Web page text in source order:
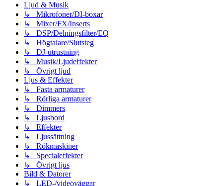
Ljud & Musik
↳ Mikrofoner/DI-boxar
↳ Mixer/FX/Inserts
↳ DSP/Delningsfilter/EQ
↳ Högtalare/Slutsteg
↳ DJ-utrustning
↳ Musik/Ljudeffekter
↳ Övrigt ljud
Ljus & Effekter
↳ Fasta armaturer
↳ Rörliga armaturer
↳ Dimmers
↳ Ljusbord
↳ Effekter
↳ Ljussättning
↳ Rökmaskiner
↳ Specialeffekter
↳ Övrigt ljus
Bild & Datorer
↳ LED-/videoväggar